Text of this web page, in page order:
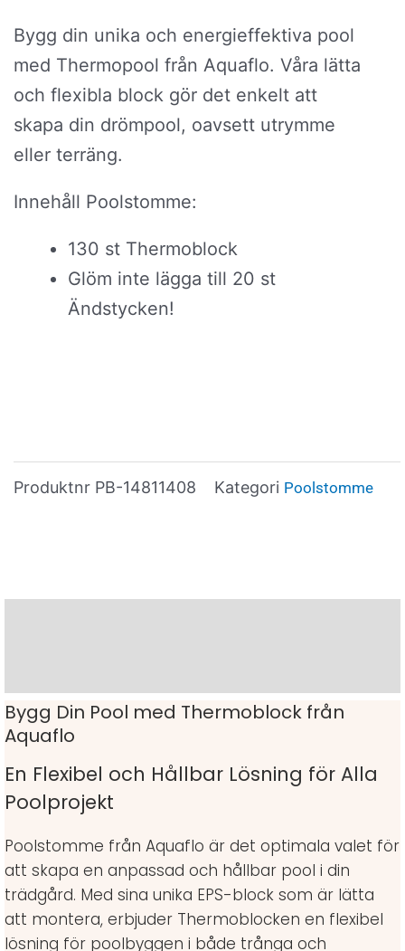
Bygg din unika och energieffektiva pool
med Thermopool från Aquaflo. Våra lätta
och flexibla block gör det enkelt att
skapa din drömpool, oavsett utrymme
eller terräng.
Innehåll Poolstomme:
130 st Thermoblock
Glöm inte lägga till 20 st
Ändstycken!
Produktnr PB-14811408 Kategori Poolstomme
Bygg Din Pool med Thermoblock från
Aquaflo
En Flexibel och Hållbar Lösning för Alla
Poolprojekt
Poolstomme från Aquaflo är det optimala valet för
att skapa en anpassad och hållbar pool i din
trädgård. Med sina unika EPS-block som är lätta
att montera, erbjuder Thermoblocken en flexibel
lösning för poolbyggen i både trånga och